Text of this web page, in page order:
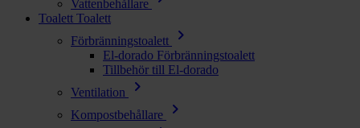
Vattenbehållare
Toalett Toalett
Förbränningstoalett
chevron_right
El-dorado Förbränningstoalett
Tillbehör till El-dorado
Ventilation
chevron_right
Kompostbehållare chevron_right